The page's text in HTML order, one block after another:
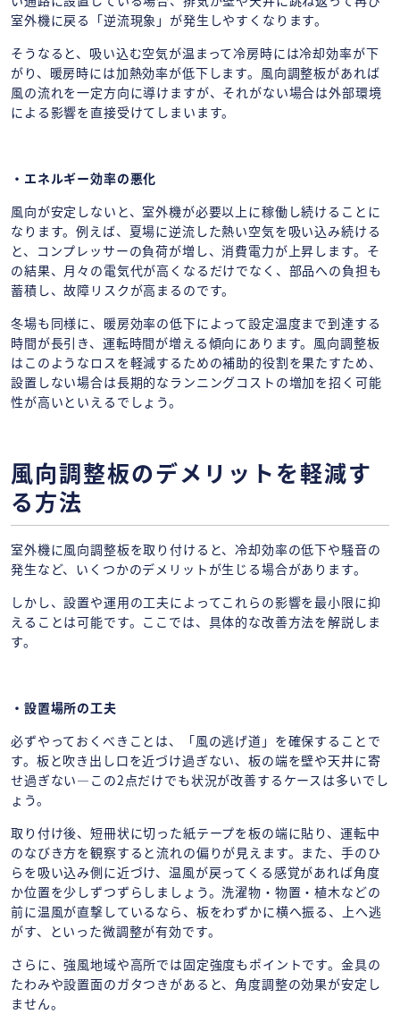
室外機に戻る「逆流現象」が発生しやすくなります。
そうなると、吸い込む空気が温まって冷房時には冷却効率が下
がり、暖房時には加熱効率が低下します。風向調整板があれば
風の流れを一定方向に導けますが、それがない場合は外部環境
による影響を直接受けてしまいます。
・エネルギー効率の悪化
風向が安定しないと、室外機が必要以上に稼働し続けることに
なります。例えば、夏場に逆流した熱い空気を吸い込み続ける
と、コンプレッサーの負荷が増し、消費電力が上昇します。そ
の結果、月々の電気代が高くなるだけでなく、部品への負担も
蓄積し、故障リスクが高まるのです。
冬場も同様に、暖房効率の低下によって設定温度まで到達する
時間が長引き、運転時間が増える傾向にあります。風向調整板
はこのようなロスを軽減するための補助的役割を果たすため、
設置しない場合は長期的なランニングコストの増加を招く可能
性が高いといえるでしょう。
風向調整板のデメリットを軽減す
る方法
室外機に風向調整板を取り付けると、冷却効率の低下や騒音の
発生など、いくつかのデメリットが生じる場合があります。
しかし、設置や運用の工夫によってこれらの影響を最小限に抑
えることは可能です。ここでは、具体的な改善方法を解説しま
す。
・設置場所の工夫
必ずやっておくべきことは、「風の逃げ道」を確保することで
す。板と吹き出し口を近づけ過ぎない、板の端を壁や天井に寄
せ過ぎない—この2点だけでも状況が改善するケースは多いでし
ょう。
取り付け後、短冊状に切った紙テープを板の端に貼り、運転中
のなびき方を観察すると流れの偏りが見えます。また、手のひ
らを吸い込み側に近づけ、温風が戻ってくる感覚があれば角度
か位置を少しずつずらしましょう。洗濯物・物置・植木などの
前に温風が直撃しているなら、板をわずかに横へ振る、上へ逃
がす、といった微調整が有効です。
さらに、強風地域や高所では固定強度もポイントです。金具の
たわみや設置面のガタつきがあると、角度調整の効果が安定し
ません。